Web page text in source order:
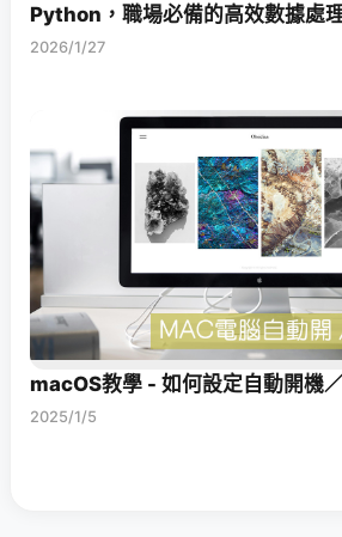
Python，職場必備的高效數據處
2026/1/27
macOS教學 - 如何設定自動開機
2025/1/5